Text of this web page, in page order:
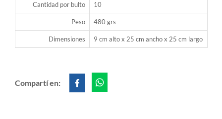
Cantidad por bulto 10
Peso 480 grs
Dimensiones 9 cm alto x 25 cm ancho x 25 cm largo
Compartí en: